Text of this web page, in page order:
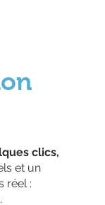
clics,
et un
réel :